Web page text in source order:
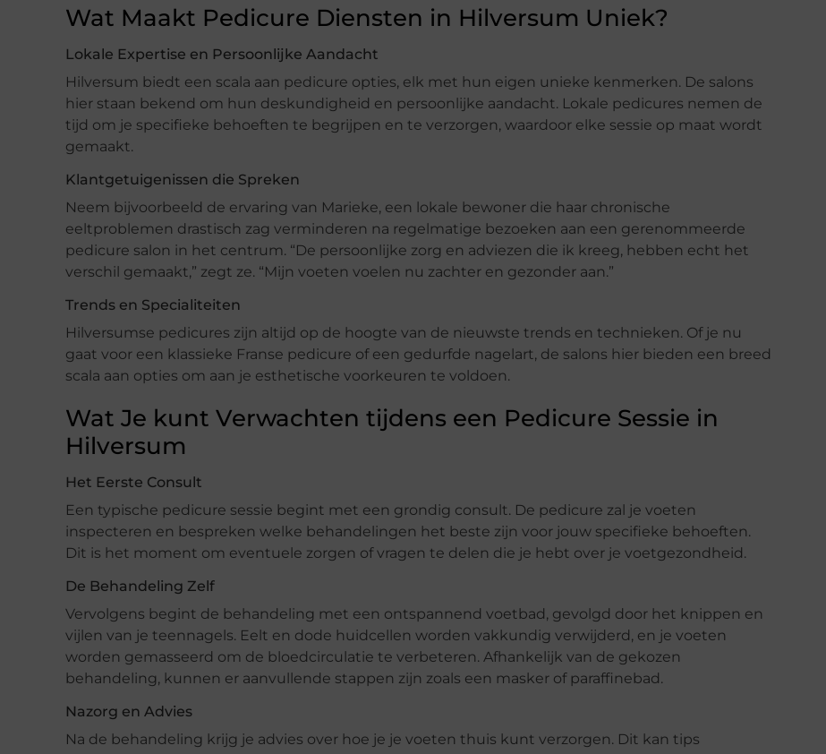
Wat Maakt Pedicure Diensten in Hilversum Uniek?
Lokale Expertise en Persoonlijke Aandacht
Hilversum biedt een scala aan pedicure opties, elk met hun eigen unieke kenmerken. De salons
hier staan bekend om hun deskundigheid en persoonlijke aandacht. Lokale pedicures nemen de
tijd om je specifieke behoeften te begrijpen en te verzorgen, waardoor elke sessie op maat wordt
gemaakt.
Klantgetuigenissen die Spreken
Neem bijvoorbeeld de ervaring van Marieke, een lokale bewoner die haar chronische
eeltproblemen drastisch zag verminderen na regelmatige bezoeken aan een gerenommeerde
pedicure salon in het centrum. “De persoonlijke zorg en adviezen die ik kreeg, hebben echt het
verschil gemaakt,” zegt ze. “Mijn voeten voelen nu zachter en gezonder aan.”
Trends en Specialiteiten
Hilversumse pedicures zijn altijd op de hoogte van de nieuwste trends en technieken. Of je nu
gaat voor een klassieke Franse pedicure of een gedurfde nagelart, de salons hier bieden een breed
scala aan opties om aan je esthetische voorkeuren te voldoen.
Wat Je kunt Verwachten tijdens een Pedicure Sessie in
Hilversum
Het Eerste Consult
Een typische pedicure sessie begint met een grondig consult. De pedicure zal je voeten
inspecteren en bespreken welke behandelingen het beste zijn voor jouw specifieke behoeften.
Dit is het moment om eventuele zorgen of vragen te delen die je hebt over je voetgezondheid.
De Behandeling Zelf
Vervolgens begint de behandeling met een ontspannend voetbad, gevolgd door het knippen en
vijlen van je teennagels. Eelt en dode huidcellen worden vakkundig verwijderd, en je voeten
worden gemasseerd om de bloedcirculatie te verbeteren. Afhankelijk van de gekozen
behandeling, kunnen er aanvullende stappen zijn zoals een masker of paraffinebad.
Nazorg en Advies
Na de behandeling krijg je advies over hoe je je voeten thuis kunt verzorgen. Dit kan tips